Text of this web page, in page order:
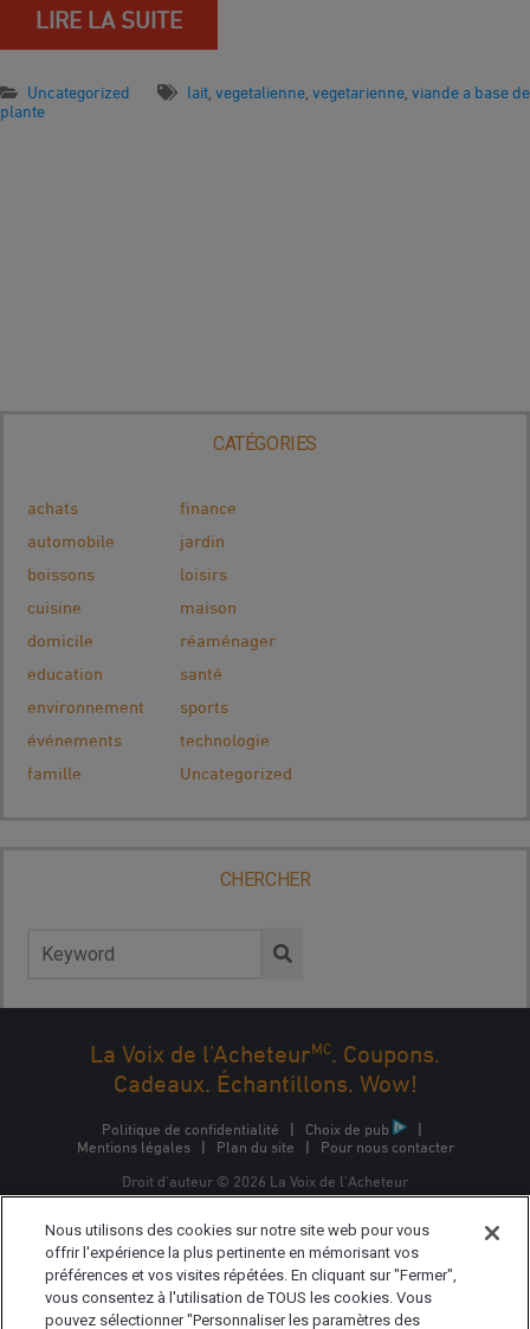
LIRE LA SUITE
Uncategorized lait vegetalienne vegetarienne viande a base de
plante
CATÉGORIES
achats
automobile
boissons
cuisine
domicile
education
environnement
événements
famille
finance
jardin
loisirs
maison
réaménager
santé
sports
technologie
Uncategorized
CHERCHER
La Voix de l’AcheteurMC. Coupons.
Cadeaux. Échantillons. Wow!
Politique de confidentialité | Choix de pub
|
Mentions légales
| Plan du site | Pour nous contacter
Droit d'auteur © 2026 La Voix de l'Acheteur
d'Epsilon Interactive CA, ULC, propriété d'Epsilon Data
Management, LLC.
Nous utilisons des cookies sur notre site web pour vous
offrir l'expérience la plus pertinente en mémorisant vos
préférences et vos visites répétées. En cliquant sur "Fermer",
vous consentez à l'utilisation de TOUS les cookies. Vous
pouvez sélectionner "Personnaliser les paramètres des